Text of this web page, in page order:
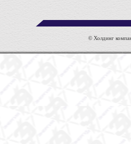
© Холдинг